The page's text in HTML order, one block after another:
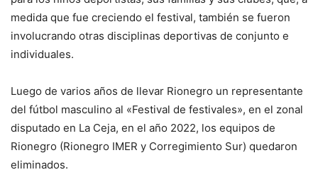
medida que fue creciendo el festival, también se fueron
involucrando otras disciplinas deportivas de conjunto e
individuales.
Luego de varios años de llevar Rionegro un representante
del fútbol masculino al «Festival de festivales», en el zonal
disputado en La Ceja, en el año 2022, los equipos de
Rionegro (Rionegro IMER y Corregimiento Sur) quedaron
eliminados.